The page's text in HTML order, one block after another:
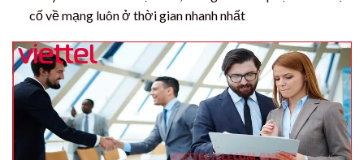
cố về mạng luôn ở thời gian nhanh nhất